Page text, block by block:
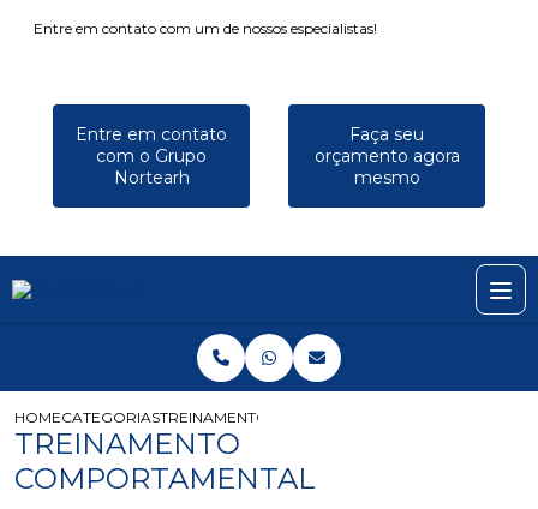
Entre em contato com um de nossos especialistas!
Entre em contato
com o Grupo
Nortearh
Faça seu
orçamento agora
mesmo
HOMECATEGORIASTREINAMENTO COMPORTAMENTAL
TREINAMENTO
COMPORTAMENTAL